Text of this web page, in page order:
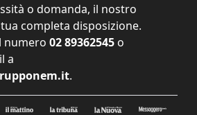
o domanda, il nostro
completa disposizione.
numero 02 89362545 o
a
.